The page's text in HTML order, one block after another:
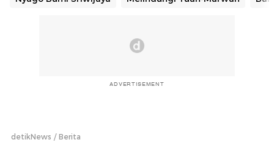
ADVERTISEMENT
detikNews Berita